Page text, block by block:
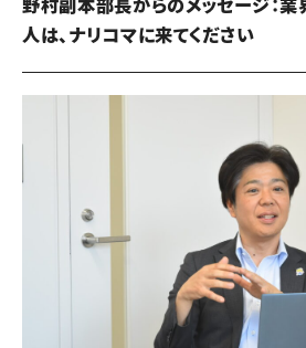
野村副本部長からのメッセージ：
人は、ナリコマに来てください